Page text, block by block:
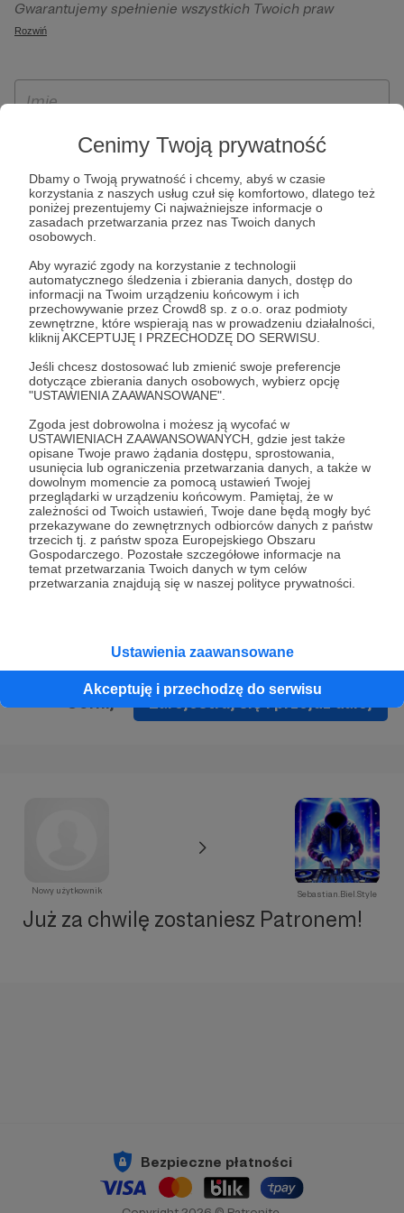
Cenimy Twoją prywatność
Dbamy o Twoją prywatność i chcemy, abyś w czasie
korzystania z naszych usług czuł się komfortowo, dlatego też
poniżej prezentujemy Ci najważniejsze informacje o
zasadach przetwarzania przez nas Twoich danych
osobowych.
Aby wyrazić zgody na korzystanie z technologii
automatycznego śledzenia i zbierania danych, dostęp do
informacji na Twoim urządzeniu końcowym i ich
przechowywanie przez Crowd8 sp. z o.o. oraz podmioty
zewnętrzne, które wspierają nas w prowadzeniu działalności,
kliknij AKCEPTUJĘ I PRZECHODZĘ DO SERWISU.
Jeśli chcesz dostosować lub zmienić swoje preferencje
dotyczące zbierania danych osobowych, wybierz opcję
"USTAWIENIA ZAAWANSOWANE".
Zgoda jest dobrowolna i możesz ją wycofać w
USTAWIENIACH ZAAWANSOWANYCH, gdzie jest także
opisane Twoje prawo żądania dostępu, sprostowania,
usunięcia lub ograniczenia przetwarzania danych, a także w
dowolnym momencie za pomocą ustawień Twojej
przeglądarki w urządzeniu końcowym. Pamiętaj, że w
zależności od Twoich ustawień, Twoje dane będą mogły być
przekazywane do zewnętrznych odbiorców danych z państw
trzecich tj. z państw spoza Europejskiego Obszaru
Gospodarczego. Pozostałe szczegółowe informacje na
temat przetwarzania Twoich danych w tym celów
przetwarzania znajdują się w naszej polityce prywatności.
Ustawienia zaawansowane
Akceptuję i przechodzę do serwisu
szczególności w celu wykonania umowy zawartej z Tobą, w
Patronite.pl, w tym możliwości dokonywania oraz
otrzymywania wsparcia na naszej platformie oraz
Gwarantujemy spełnienie wszystkich Twoich praw
wynikających z ogólnego rozporządzenia o ochronie
ich przenoszenia, niepodlegania zautomatyzowanemu
wyrażenia sprzeciwu wobec przetwarzania Twoich danych
osobowych. Rejestracja dla osób niepełnoletnich możliwa
jest po przekazaniu podpisanego formularza "Zgodna na
założenie konta przez osobę niepełnoletnią", formularz
dostępny jest na stronie regulaminu Patronite.pl.
Rozwiń
* Zapoznałem się i akceptujęRegulaminserwisu oraz
* Wyrażam zgodę na przetwarzanie moich danych
osobowych podanych w formularzu rejestracyjnym w celu
prawidłowego świadczenia usług serwisu Patronite.
Wyrażam zgodę na otrzymywanie drogą elektroniczną
informacji handlowych - newslettera. Opcja ta może zostać
zmieniona w ustawieniach konta.
Zarejestruj się i przejdź dalej
Nowy użytkownik Sebastian.Biel.Style
Już za chwilę zostaniesz Patronem!
Bezpieczne płatności